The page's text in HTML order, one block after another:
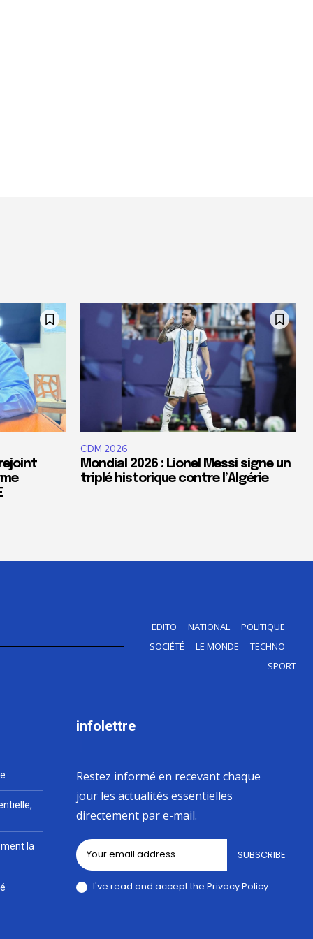
CDM 2026
Mondial 2026 : Lionel Messi signe un
triplé historique contre l’Algérie
EDITO NATIONAL
POLITIQUE
SOCIÉTÉ
LE MONDE
TECHNO
SPORT
la
infolettre
Restez informé en recevant chaque
jour les actualités essentielles
directement par e-mail.
SUBSCRIBE
I've read and accept thePrivacy Policy.